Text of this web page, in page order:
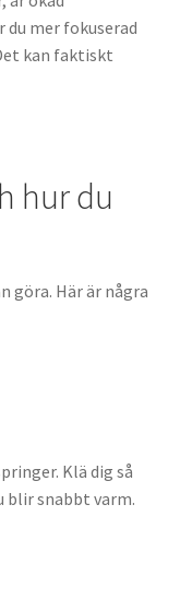
du mer fokuserad
kan faktiskt
hur du
göra. Här är några
Klä dig så
blir snabbt varm.